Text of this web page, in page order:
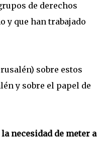
de derechos
y que han trabajado
sobre estos
y sobre el papel de
necesidad de meter a